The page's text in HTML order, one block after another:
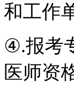
和工作
④.报考
医师资